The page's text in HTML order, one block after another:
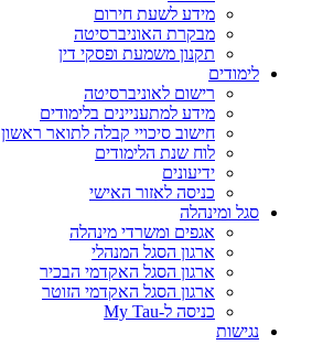
מידע לשעת חירום
מבקרת האוניברסיטה
תקנון משמעת ופסקי דין
לימודים
רישום לאוניברסיטה
מידע למתעניינים בלימודים
חישוב סיכויי קבלה לתואר ראשון
לוח שנת הלימודים
ידיעונים
כניסה לאזור האישי
סגל ומינהלה
אגפים ומשרדי מינהלה
ארגון הסגל המנהלי
ארגון הסגל האקדמי הבכיר
ארגון הסגל האקדמי הזוטר
כניסה ל-My Tau
נגישות